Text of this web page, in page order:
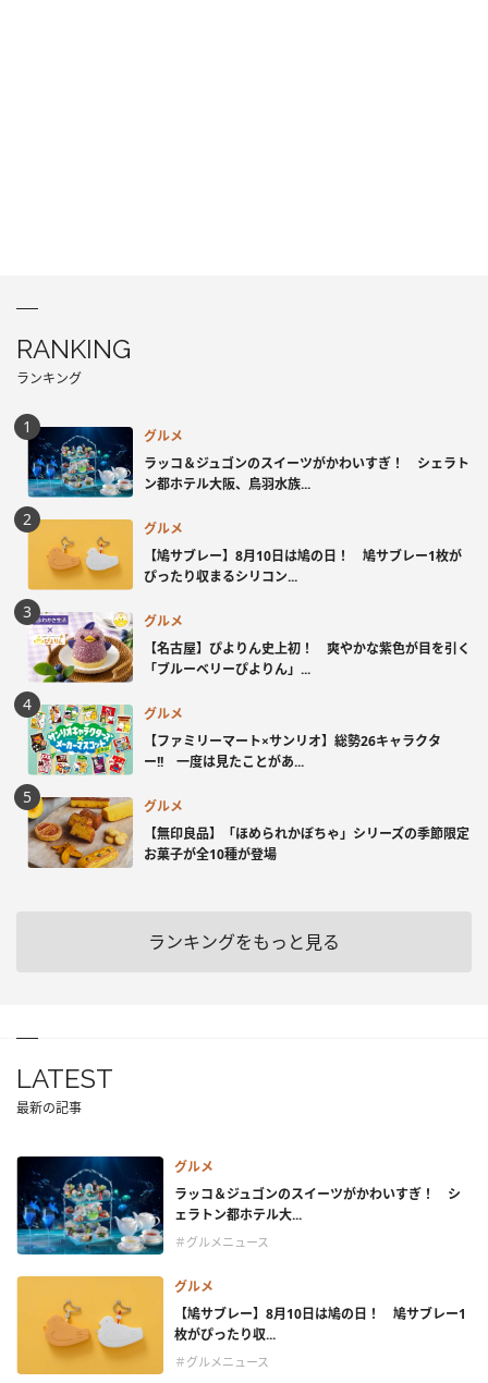
RANKING
ランキング
グルメ
ラッコ＆ジュゴンのスイーツがかわいすぎ！ シェラト
ン都ホテル大阪、鳥羽水族...
グルメ
【鳩サブレー】8月10日は鳩の日！ 鳩サブレー1枚が
ぴったり収まるシリコン...
グルメ
【名古屋】ぴよりん史上初！ 爽やかな紫色が目を引く
「ブルーベリーぴよりん」...
グルメ
【ファミリーマート×サンリオ】総勢26キャラクタ
ー!! 一度は見たことがあ...
グルメ
【無印良品】「ほめられかぼちゃ」シリーズの季節限定
お菓子が全10種が登場
ランキングをもっと見る
LATEST
最新の記事
グルメ
ラッコ＆ジュゴンのスイーツがかわいすぎ！ シ
ェラトン都ホテル大...
＃グルメニュース
グルメ
【鳩サブレー】8月10日は鳩の日！ 鳩サブレー1
枚がぴったり収...
＃グルメニュース